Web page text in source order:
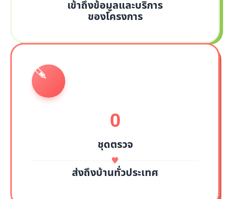
เข้าถึงข้อมูลและบริการ
ของโครงการ
0
ชุดตรวจ
ส่งถึงบ้านทั่วประเทศ